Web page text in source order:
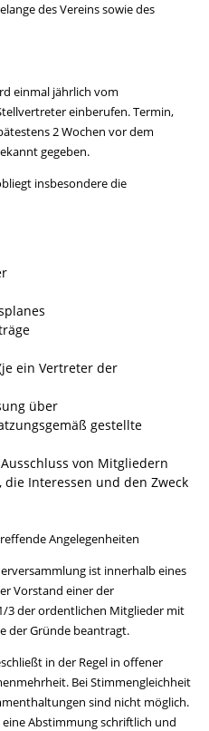
des Vereins sowie des
einmal jährlich vom
einberufen. Termin,
2 Wochen vor dem
gegeben.
insbesondere die
ein Vertreter der
über
gestellte
von Mitgliedern
Interessen und den Zweck
Angelegenheiten
ist innerhalb eines
Vorstand einer der
3 der ordentlichen Mitglieder mit
der Gründe beantragt.
in der Regel in offener
Bei Stimmengleichheit
sind nicht möglich.
Abstimmung schriftlich und